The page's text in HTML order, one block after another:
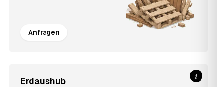
Anfragen
Erdaushub i